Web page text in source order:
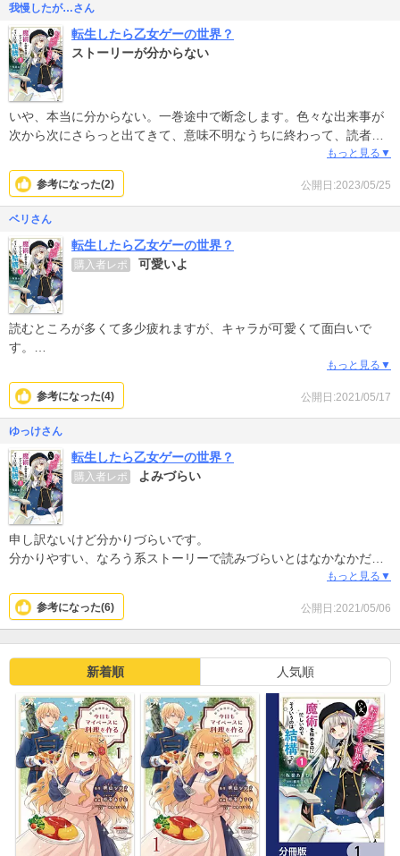
べたい」と言ったらお米すぐ出てきたぞ。どういうことさ。
こういう矛盾が読む気持ちを萎えさせるよね。
転生前は料理研究家というだけあって料理に対する熱量は高くズン
ズン料理してくれるのは期待通りで嬉しい♪
無料試し読み2巻までの感想でした。
我慢したが…さん
転生したら乙女ゲーの世界？
ストーリーが分からない
いや、本当に分からない。一巻途中で断念します。色々な出来事が
次から次にさらっと出てきて、意味不明なうちに終わって、読者は
置き去りされて、さっさと次に進む感じかな～。意味不明な日本語
の説明、svocがきちんと出来ていない説明もあるので、一層ストー
リーが分からなくなります。理解しようとしたら駄目な作品ですか
ね。
もっと見る▼
公開日:2023/05/25
参考になった(2)
ベリさん
転生したら乙女ゲーの世界？
購入者レポ 可愛いよ
読むところが多くて多少疲れますが、キャラが可愛くて面白いで
す。
もっと見る▼
公開日:2021/05/17
参考になった(4)
ゆっけさん
転生したら乙女ゲーの世界？
購入者レポ よみづらい
申し訳ないけど分かりづらいです。
分かりやすい、なろう系ストーリーで読みづらいとはなかなかだと
1巻なのに話の前後がいまいちわからず、これ一巻だよね？と確認し
てしまいました。
残念ながら途中で読むのを放棄しました。
もっと見る▼
公開日:2021/05/06
参考になった(6)
新着順 人気順